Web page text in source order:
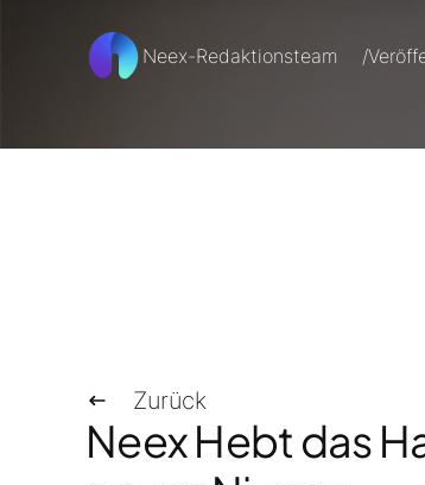
Neex-Redaktionsteam /
Zurück
Neex Hebt das